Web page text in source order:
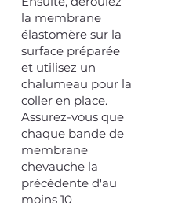
la membrane
élastomère sur la
surface préparée
et utilisez un
chalumeau pour la
coller en place.
Assurez-vous que
chaque bande de
membrane
chevauche la
précédente d'au
moins 10